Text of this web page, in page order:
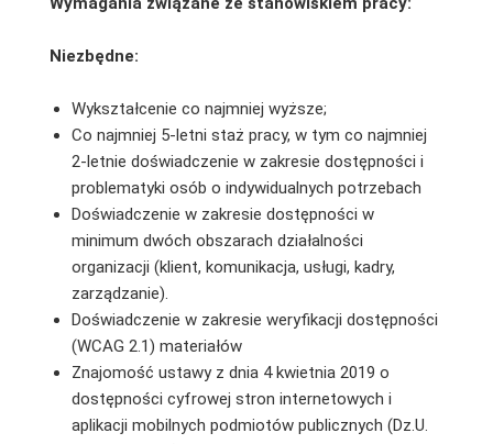
Niezbędne:
Wykształcenie co najmniej wyższe;
Co najmniej 5-letni staż pracy, w tym co najmniej
2-letnie doświadczenie w zakresie dostępności i
problematyki osób o indywidualnych potrzebach
Doświadczenie w zakresie dostępności w
minimum dwóch obszarach działalności
organizacji (klient, komunikacja, usługi, kadry,
zarządzanie).
Doświadczenie w zakresie weryfikacji dostępności
(WCAG 2.1) materiałów
Znajomość ustawy z dnia 4 kwietnia 2019 o
dostępności cyfrowej stron internetowych i
aplikacji mobilnych podmiotów publicznych (Dz.U.